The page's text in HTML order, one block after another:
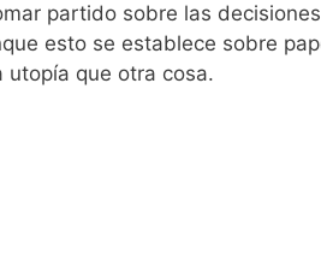
partido sobre las
esto se establece sobre
utopía que otra cosa.